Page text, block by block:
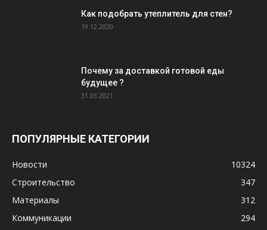
Как подобрать утеплитель для стен?
19.12.2020
Почему за доставкой готовой еды
будущее ?
31.03.2021
ПОПУЛЯРНЫЕ КАТЕГОРИИ
Новости
10324
Строительство
347
Материалы
312
Коммуникации
294